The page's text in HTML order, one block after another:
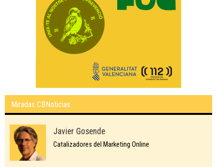
Miradas CBNoticias
Javier Gosende
Catalizadores del Marketing Online